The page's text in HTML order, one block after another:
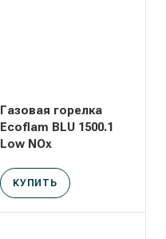
Газовая горелка
Ecoflam BLU 1500.1
Low NOx
КУПИТЬ